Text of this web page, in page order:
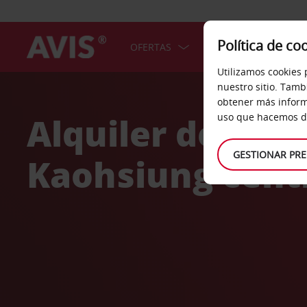
OFERTAS COCHES
Alquiler de
Kaohsiung
Política de
Utilizamos
nuestro sitio.
obtener más
uso que hacemos
GESTIONAR